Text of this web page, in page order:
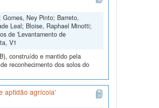
Ney Pinto; Barreto,
Leal; Bloise, Raphael Minotti;
de 'Levantamento de
V1
construído e mantido pela
reconhecimento dos solos do
aptidão agrícola'